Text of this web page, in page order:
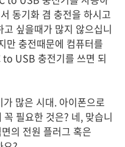
동기화 겸 충전을 하시고
싶을때가 많지 않으십니
만 충전때문에 컴퓨터를
to USB 충전기를 쓰면 되
많은 시대. 아이폰으로
필요한 것은? 네, 맞습니
의 전원 플러그 혹은